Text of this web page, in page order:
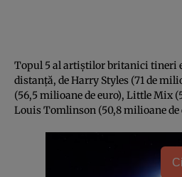
Topul 5 al artiştilor britanici tineri
distanţă, de Harry Styles (71 de
(56,5 milioane de euro), Little Mix
Louis Tomlinson (50,8 milioane de